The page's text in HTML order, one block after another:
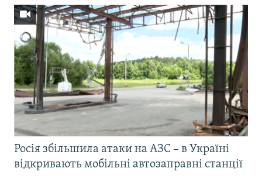
Росія збільшила атаки на АЗС – в Україні
відкривають мобільні автозаправні станції